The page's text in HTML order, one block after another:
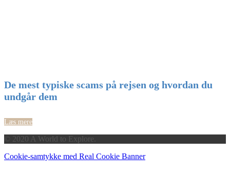
De mest typiske scams på rejsen og hvordan du
undgår dem
Læs mere
© 2020 A World to Explore.
Cookie-samtykke med Real Cookie Banner